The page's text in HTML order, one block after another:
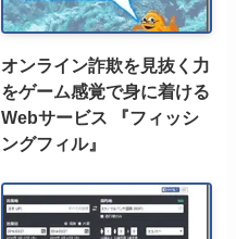
オンライン詐欺を見抜く力
をゲーム感覚で身に着ける
Webサービス 『フィッシ
ングフィル』